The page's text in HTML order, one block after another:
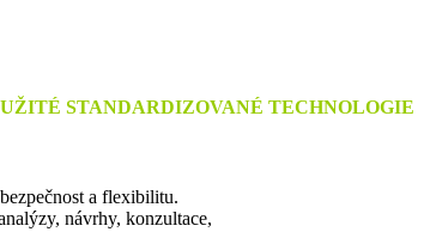
STANDARDIZOVANÉ TECHNOLOGIE
a flexibilitu.
návrhy, konzultace,